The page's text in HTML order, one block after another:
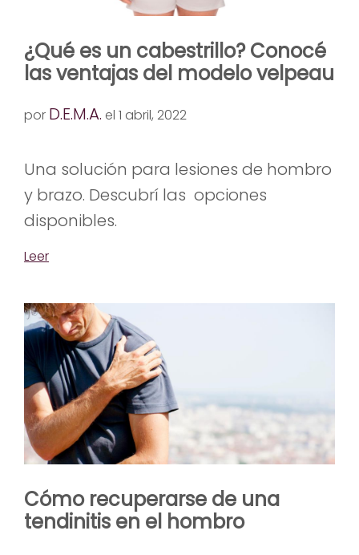
¿Qué es un cabestrillo? Conocé
las ventajas del modelo velpeau
por D.E.M.A. el 1 abril, 2022
Una solución para lesiones de hombro
y brazo. Descubrí las opciones
disponibles.
Leer
Cómo recuperarse de una
tendinitis en el hombro